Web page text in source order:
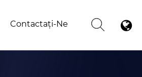
Contactaţi-Ne